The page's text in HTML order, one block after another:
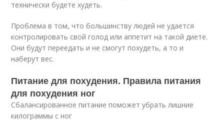
технически будете худеть.
Проблема в том, что большинству людей не удается
контролировать свой голод или аппетит на такой диете.
Они будут переедать и не смогут похудеть, а то и
наберут вес.
Питание для похудения. Правила питания
для похудения ног
Сбалансированное питание поможет убрать лишние
килограммы с ног